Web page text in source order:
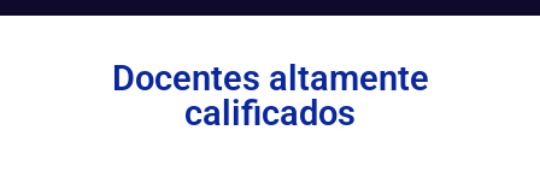
Docentes altamente
calificados